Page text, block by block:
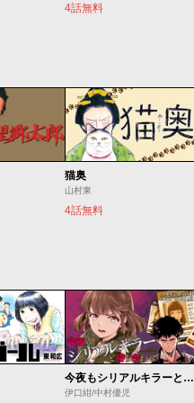
4話無料
猫奥
山村東
4話無料
今夜もシリアルキラーと待ち合わせ
伊口紺/中村優児